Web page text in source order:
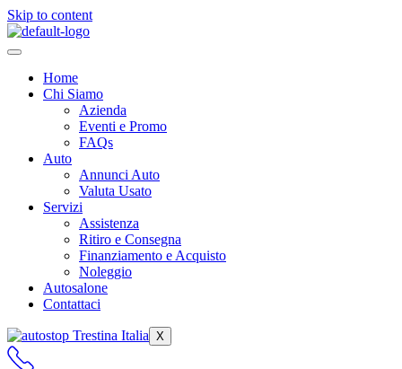
Skip to content
Home
Chi Siamo
Azienda
Eventi e Promo
FAQs
Auto
Annunci Auto
Valuta Usato
Servizi
Assistenza
Ritiro e Consegna
Finanziamento e Acquisto
Noleggio
Autosalone
Contattaci
X